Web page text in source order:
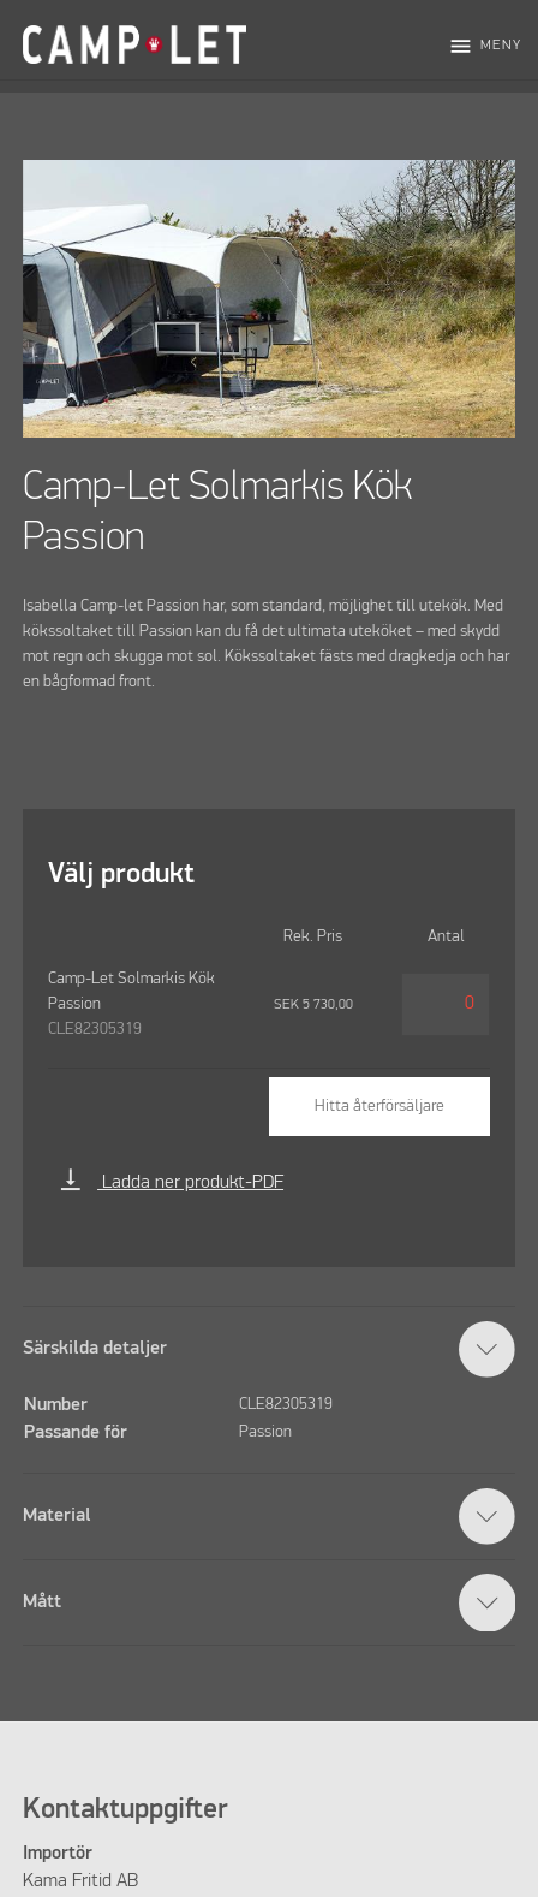
menu MENY
Camp-Let Solmarkis Kök
Passion
Isabella Camp-let Passion har, som standard, möjlighet till utekök. Med
kökssoltaket till Passion kan du få det ultimata uteköket – med skydd
mot regn och skugga mot sol. Kökssoltaket fästs med dragkedja och har
en bågformad front.
Välj produkt
Rek. Pris Antal
Camp-Let Solmarkis Kök
Passion
CLE82305319
SEK 5 730,00
Hitta återförsäljare
vertical_align_bottom Ladda ner produkt-PDF
Särskilda detaljer
Number CLE82305319
Passande för Passion
Material
Mått
Kontaktuppgifter
Importör
Kama Fritid AB